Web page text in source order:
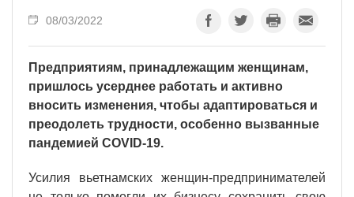
08/03/2022
Предприятиям, принадлежащим женщинам,
пришлось усерднее работать и активно
вносить изменения, чтобы адаптироваться и
преодолеть трудности, особенно вызванные
пандемией COVID-19.
Усилия вьетнамских женщин-предпринимателей